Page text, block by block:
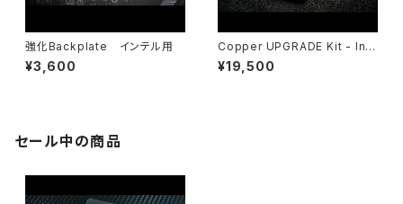
強化Backplate インテル用
¥3,600
Copper UPGRADE Kit - Inte
l 10th Gen(LGA1200)
¥19,500
セール中の商品